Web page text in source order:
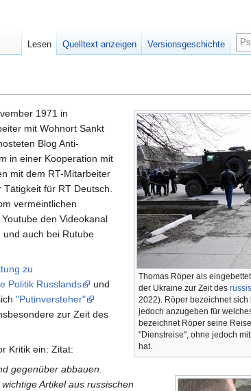
Thomas Röper als
der Ukraine zur Zeit des
2022). Röper bezeichnet
jedoch anzugeben für
bezeichnet Röper seine
"Dienstreise", ohne jedoch
hat.
1971 in
mit Wohnort Sankt
Blog Anti-
in einer Kooperation mit
mit dem RT-Mitarbeiter
für RT Deutsch.
vermeintlichen
den Videokanal
und auch bei Rutube
zu
Politik Russlands
und
"Putinversteher"
zur Zeit des
Kritik ein: Zitat:
gegenüber abbauen.
Artikel aus russischen
Lesen Quelltext anzeigen Versionsgeschichte